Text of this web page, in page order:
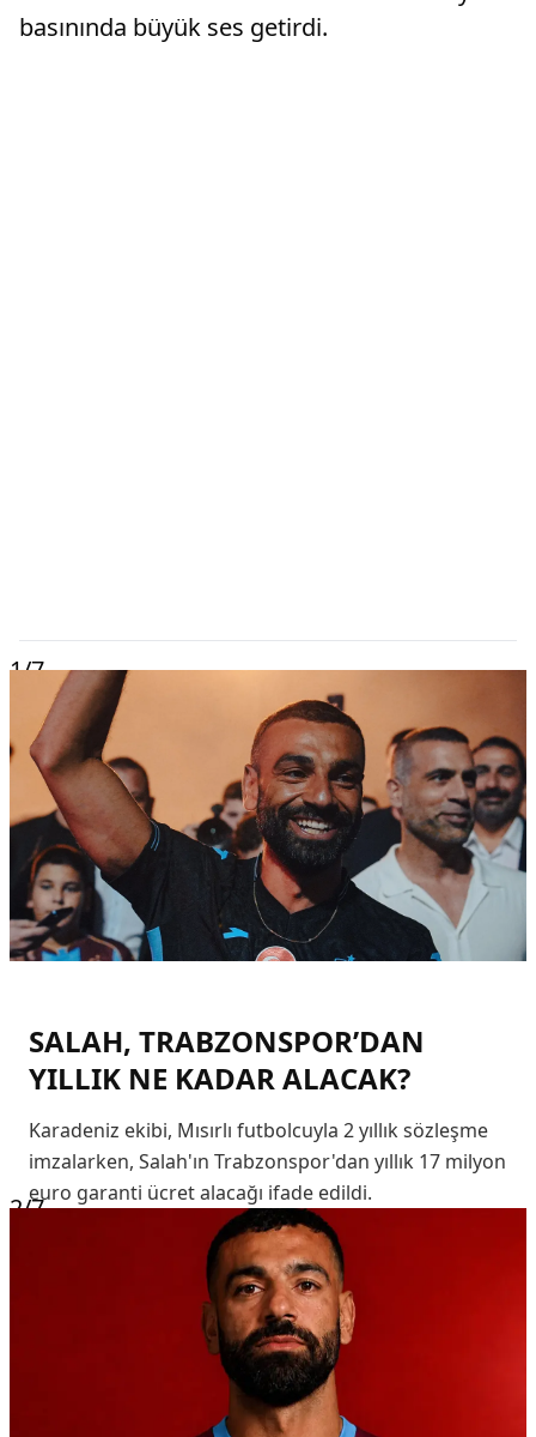
basınında büyük ses getirdi.
1/7
SALAH, TRABZONSPOR’DAN
YILLIK NE KADAR ALACAK?
Karadeniz ekibi, Mısırlı futbolcuyla 2 yıllık sözleşme
imzalarken, Salah'ın Trabzonspor'dan yıllık 17 milyon
euro garanti ücret alacağı ifade edildi.
2/7